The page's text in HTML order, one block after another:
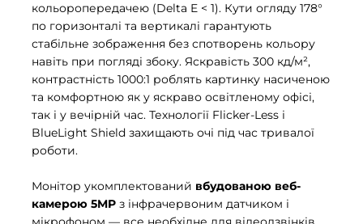
кольоропередачею (Delta E < 1). Кути огляду 178°
по горизонталі та вертикалі гарантують
стабільне зображення без спотворень кольору
навіть при погляді збоку. Яскравість 300 кд/м²,
контрастність 1000:1 роблять картинку насиченою
та комфортною як у яскраво освітленому офісі,
так і у вечірній час. Технології Flicker-Less і
BlueLight Shield захищають очі під час тривалої
роботи.
Монітор укомплектований вбудованою веб-
камерою 5MP з інфрачервоним датчиком і